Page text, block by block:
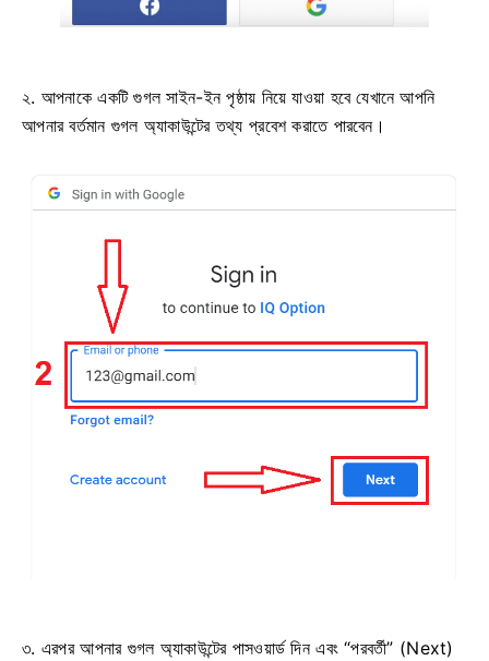
২. আপনাকে একটি গুগল সাইন-ইন পৃষ্ঠায় নিয়ে যাওয়া হবে যেখানে আপনি
আপনার বর্তমান গুগল অ্যাকাউন্টের তথ্য প্রবেশ করাতে পারবেন।
৩. এরপর আপনার গুগল অ্যাকাউন্টের পাসওয়ার্ড দিন এবং “পরবর্তী” (Next)